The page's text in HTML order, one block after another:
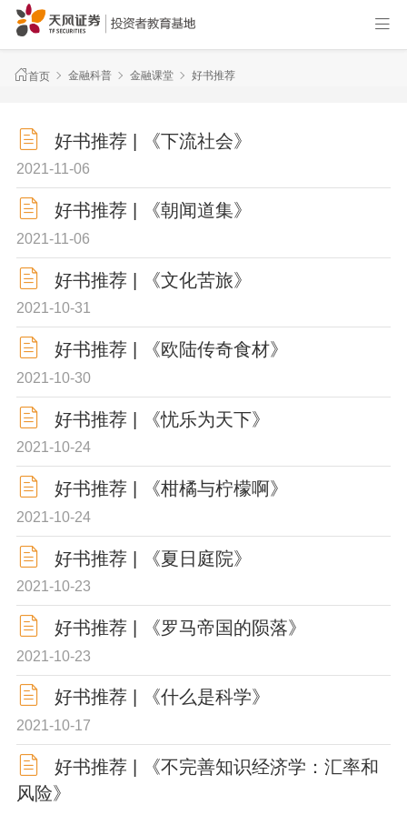
首页 金融科普 金融课堂 好书推荐
好书推荐 | 《下流社会》
2021-11-06
好书推荐 | 《朝闻道集》
2021-11-06
好书推荐 | 《文化苦旅》
2021-10-31
好书推荐 | 《欧陆传奇食材》
2021-10-30
好书推荐 | 《忧乐为天下》
2021-10-24
好书推荐 | 《柑橘与柠檬啊》
2021-10-24
好书推荐 | 《夏日庭院》
2021-10-23
好书推荐 | 《罗马帝国的陨落》
2021-10-23
好书推荐 | 《什么是科学》
2021-10-17
好书推荐 | 《不完善知识经济学：汇率和
风险》